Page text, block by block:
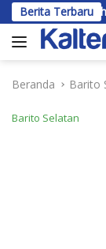
Langsung
ke
konten
Berita Terbaru
Diharapkan
Beranda Barito
Barito Selatan